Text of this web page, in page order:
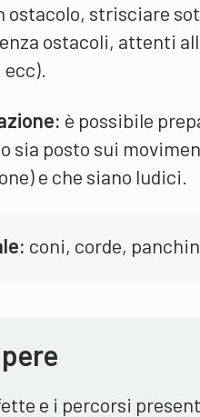
ostacolo, strisciare
ostacoli, attenti
è possibile
sia posto sui
e che siano ludici.
coni, corde,
e i percorsi